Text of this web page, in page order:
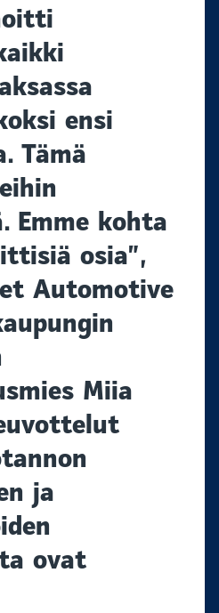
ensi
Tämä
Emme kohta
osia”,
Automotive
Miia
ja
ovat